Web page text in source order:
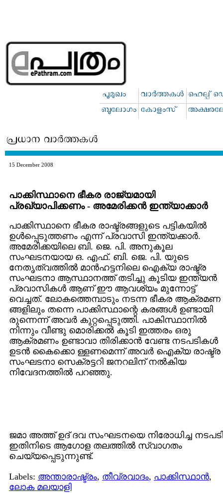
15 December 2008
പാക്കിസ്ഥാനെ ഭീകര രാജ്യമായി
പ്രഖ്യാപിക്കണം - അമേരിക്കന്‍ ഇന്ത്യാക്കാ‍ര്‍
പാക്കിസ്ഥാനെ ഭീകര രാഷ്ട്രങ്ങളുടെ പട്ടികയില്‍
ഉള്‍പ്പെടുത്തണം എന്ന് പ്രവാസി ഇന്ത്യക്കാര്‍.
അമേരിക്കയിലെ ബി. ജെ. പി. അനുകൂല
സംഘടനയായ ഒ. എഫ്. ബി. ജെ. പി. യുടെ
നേതൃത്വത്തില്‍ മാന്‍‌ഹട്ടനിലെ ഐക്യ രാഷ്ട്ര
സംഘടനാ ആസ്ഥാനത്ത് തടിച്ചു കൂടിയ ഇന്ത്യന്‍
പ്രവാസികള്‍ ആണ് ഈ ആവശ്യം മുന്നോട്ട്
വെച്ചത്. ലോകത്തെമ്പാടും നടന്ന ഭീകര ആക്രമണ
ങ്ങളിലും തന്നെ പാക്കിസ്ഥാന്റെ കരങ്ങള്‍ ഉണ്ടായി
രുന്നെന്ന് അവര്‍ കുറ്റപ്പെടുത്തി. പാകിസ്ഥാനില്‍
നിന്നും വീണ്ടു മൊരിക്കല്‍ കൂടി ഇത്തരം ഒരു
ആക്രമണം ഉണ്ടാവാ തിരിക്കാന്‍ വേണ്ട നടപടികള്‍
ഉടന്‍ കൈക്കൊ ള്ളണമെന്ന് അവര്‍ ഐക്യ രാഷ്ട്ര
സംഘടനാ സെക്രട്ടറി ജനറലിന് നല്‍കിയ
നിവേദനത്തില്‍ പറഞ്ഞു.
ജമാ അത്ത് ഉദ് ദവ സംഘടനയെ നിരോധിച്ച നടപടി
ഇതിനിടെ ആഗോള തലത്തില്‍ സ്വാഗതം
ചെയ്യപ്പെടുന്നുണ്ട്.
Labels: അന്താരാഷ്ട്രം, തീവ്രവാദം, പാക്കിസ്ഥാന്‍,
ലോക മലയാളി